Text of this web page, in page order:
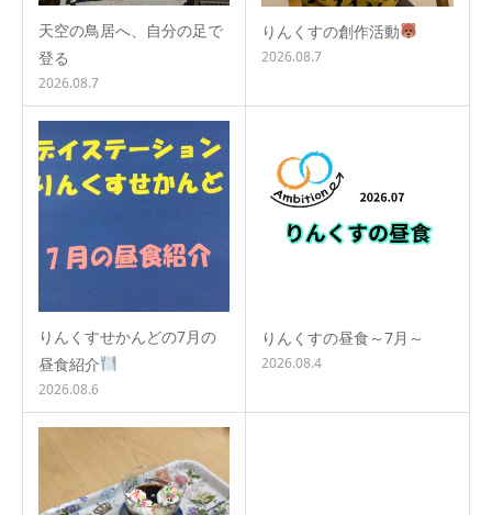
天空の鳥居へ、自分の足で
登る
2026.08.7
りんくすの創作活動
2026.08.7
りんくすせかんどの7月の
昼食紹介
2026.08.6
りんくすの昼食～7月～
2026.08.4